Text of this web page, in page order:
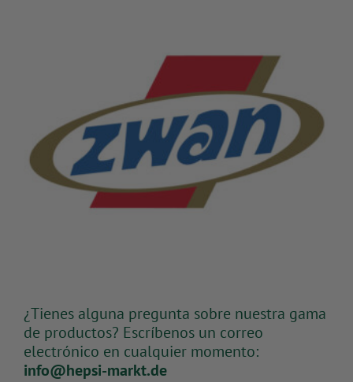
¿Tienes alguna pregunta sobre nuestra gama
de productos? Escríbenos un correo
electrónico en cualquier momento:
info@hepsi-markt.de